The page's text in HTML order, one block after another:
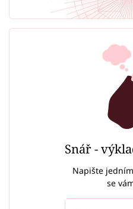
Snář -
Napište
se